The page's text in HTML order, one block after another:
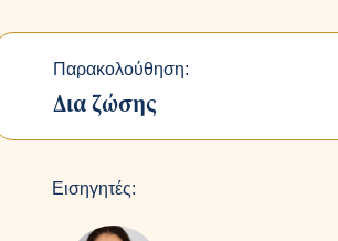
Παρακολούθηση:
Δια ζώσης
Εισηγητές: